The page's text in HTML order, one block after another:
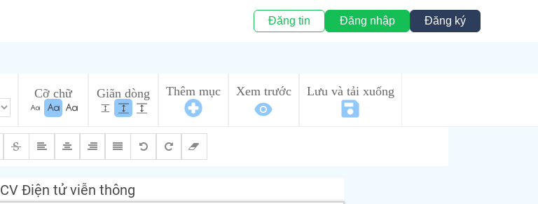
Đăng tin Đăng nhập Đăng ký
Cỡ chữ Giãn dòng Thêm mục Xem trước Lưu và tải xuống
CV Điện tử viễn thông